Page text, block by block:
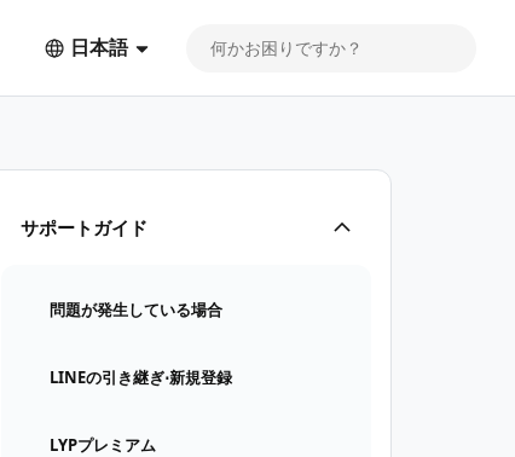
日本語
サポートガイド
問題が発生している場合
LINEの引き継ぎ⋅新規登録
LYPプレミアム